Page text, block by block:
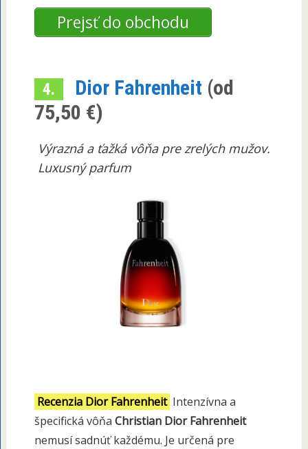
Prejsť do obchodu
4. Dior Fahrenheit (od
75,50 €)
Výrazná a ťažká vôňa pre zrelých mužov.
Luxusný parfum
Recenzia Dior Fahrenheit Intenzívna a
špecifická vôňa Christian Dior Fahrenheit
nemusí sadnúť každému. Je určená pre